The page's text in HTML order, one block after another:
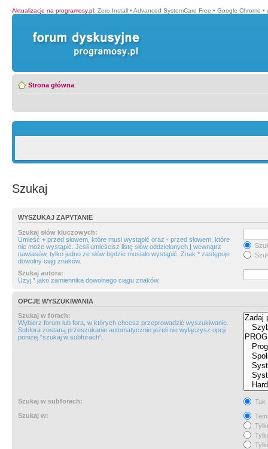
Aktualizacje na programosy.pl: Zero Install • Advanced SystemCare Free • Google Chrome •
Strona główna
Szukaj
WYSZUKAJ ZAPYTANIE
Szukaj słów kluczowych:
Umieść + przed słowem, które musi wystąpić oraz - przed słowem, które
nie może wystąpić. Jeśli umieścisz listę słów oddzielonych | wewnątrz
nawiasów, tylko jedno ze słów będzie musiało wystąpić. Znak * zastępuje
dowolny ciąg znaków.
Szukaj autora:
Użyj * jako zamiennika dowolnego ciągu znaków.
OPCJE WYSZUKIWANIA
Szukaj w forach:
Wybierz forum lub fora, w których chcesz przeprowadzić wyszukiwanie.
Subfora zostaną przeszukanie automatycznie jeżeli nie wyłączysz opcji
poniżej “szukaj w subforach“.
Szukaj w subforach:
Tak
Szukaj w: